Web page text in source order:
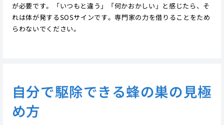
が必要です。「いつもと違う」「何かおかしい」と感じたら、そ
れは体が発するSOSサインです。専門家の力を借りることをため
らわないでください。
自分で駆除できる蜂の巣の見極
め方